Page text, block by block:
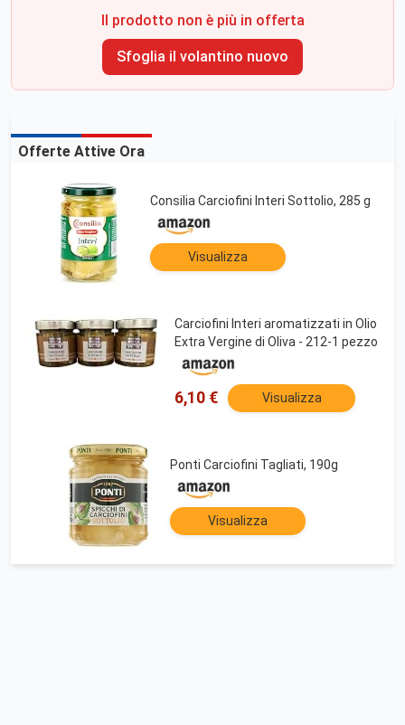
Il prodotto non è più in offerta
Sfoglia il volantino nuovo
Offerte Attive Ora
Consilia Carciofini Interi Sottolio, 285 g
Visualizza
Carciofini Interi aromatizzati in Olio
Extra Vergine di Oliva - 212-1 pezzo
6,10 € Visualizza
Ponti Carciofini Tagliati, 190g
Visualizza